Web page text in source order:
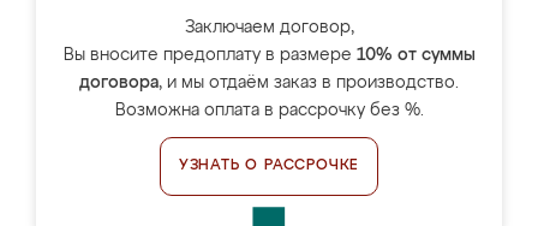
Заключаем договор,
Вы вносите предоплату в размере 10% от суммы
договора, и мы отдаём заказ в производство.
Возможна оплата в рассрочку без %.
УЗНАТЬ О РАССРОЧКЕ